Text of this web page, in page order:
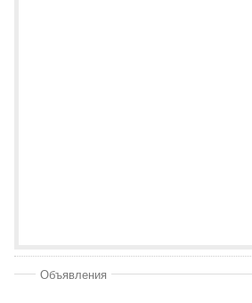
Объявления